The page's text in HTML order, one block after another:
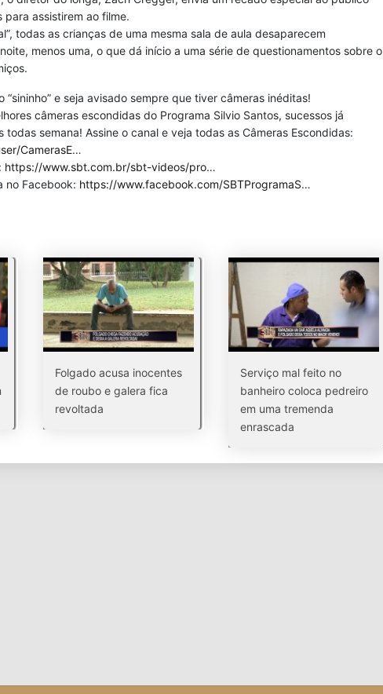
assistirem ao filme.
todas as crianças de uma mesma sala de aula desaparecem
menos uma, o que dá início a uma série de questionamentos sobre o
“sininho” e seja avisado sempre que tiver câmeras inéditas!
câmeras escondidas do Programa Silvio Santos, sucessos já
semana! Assine o canal e veja todas as Câmeras Escondidas:
CamerasE…
https://www.sbt.com.br/sbt-videos/pro…
no Facebook: https://www.facebook.com/SBTProgramaS…
Folgado acusa inocentes
de roubo e galera fica
revoltada
Serviço mal feito no
banheiro coloca pedreiro
em uma tremenda
enrascada